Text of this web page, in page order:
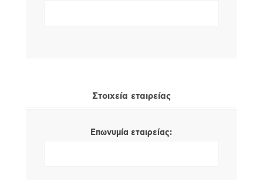
Στοιχεία εταιρείας
Επωνυμία εταιρείας: